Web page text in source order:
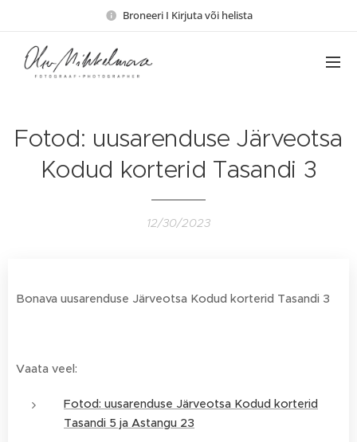
Broneeri I Kirjuta või helista
Fotod: uusarenduse Järveotsa
Kodud korterid Tasandi 3
12/30/2023
Bonava uusarenduse Järveotsa Kodud korterid Tasandi 3
Vaata veel:
Fotod: uusarenduse Järveotsa Kodud korterid
Tasandi 5 ja Astangu 23